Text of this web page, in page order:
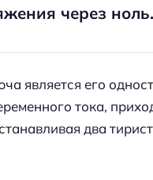
через
является его
тока,
два